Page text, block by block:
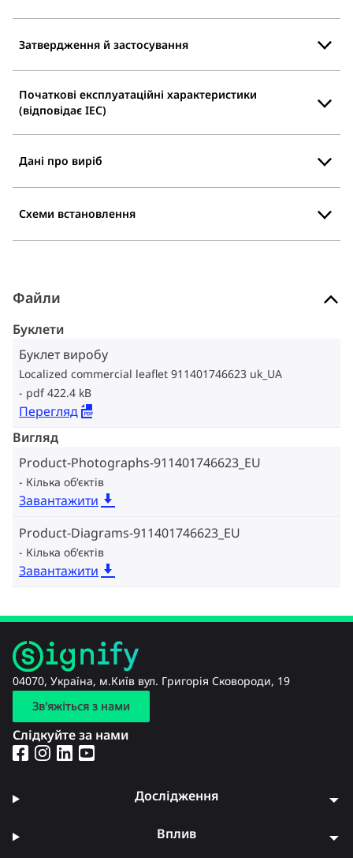
Затвердження й застосування
Початкові експлуатаційні характеристики
(відповідає IEC)
Дані про виріб
Схеми встановлення
Файли
Буклети
Буклет виробу
Localized commercial leaflet 911401746623 uk_UA
pdf 422.4 kB
Перегляд
Вигляд
Product-Photographs-911401746623_EU
Кілька об‘єктів
Завантажити
Product-Diagrams-911401746623_EU
Кілька об‘єктів
Завантажити
04070, Україна, м.Київ вул. Григорія Сковороди, 19
Зв'яжіться з нами
Слідкуйте за нами
Дослідження
Вплив